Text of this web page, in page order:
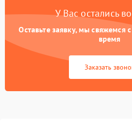
У Вас остались
Оставьте заявку, мы свяжемся
время
Заказать